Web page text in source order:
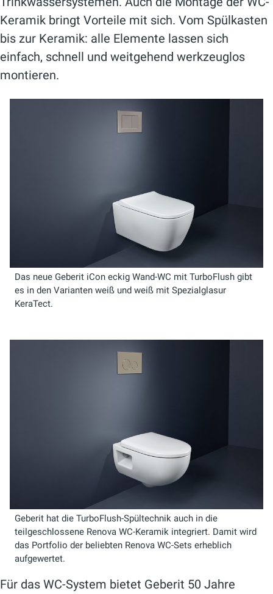
Keramik bringt Vorteile mit sich. Vom Spülkasten
bis zur Keramik: alle Elemente lassen sich
einfach, schnell und weitgehend werkzeuglos
montieren.
Das neue Geberit iCon eckig Wand-WC mit TurboFlush gibt
es in den Varianten weiß und weiß mit Spezialglasur
KeraTect.
Geberit hat die TurboFlush-Spültechnik auch in die
teilgeschlossene Renova WC-Keramik integriert. Damit wird
das Portfolio der beliebten Renova WC-Sets erheblich
aufgewertet.
Für das WC-System bietet Geberit 50 Jahre